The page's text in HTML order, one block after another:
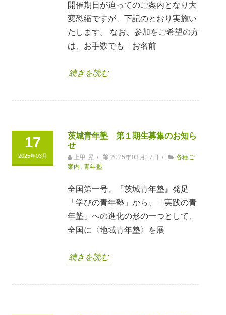
開催期日が迫ってのご案内となり大
変恐縮ですが、下記のとおり実施い
たします。 なお、参加をご希望の方
は、お手数でも「お名前
続きを読む
17
2025年03月
茨城青年塾 第１期生募集のお知ら
せ
上甲 晃 / 2025年03月17日 /
各種ご
案内
青年塾
全国第一号、『茨城青年塾』発足
「学びの青年塾」から、「実践の青
年塾」への進化の形の一つとして、
全国に〈地域青年塾〉を展
続きを読む